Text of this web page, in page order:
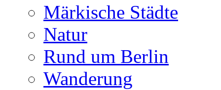
Märkische Städte
Natur
Rund um Berlin
Wanderung